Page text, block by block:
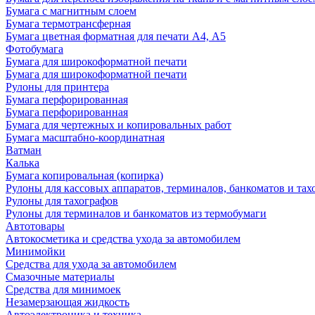
Бумага с магнитным слоем
Бумага термотрансферная
Бумага цветная форматная для печати А4, А5
Фотобумага
Бумага для широкоформатной печати
Бумага для широкоформатной печати
Рулоны для принтера
Бумага перфорированная
Бумага перфорированная
Бумага для чертежных и копировальных работ
Бумага масштабно-координатная
Ватман
Калька
Бумага копировальная (копирка)
Рулоны для кассовых аппаратов, терминалов, банкоматов и
Рулоны для тахографов
Рулоны для терминалов и банкоматов из термобумаги
Автотовары
Автокосметика и средства ухода за автомобилем
Минимойки
Средства для ухода за автомобилем
Смазочные материалы
Средства для минимоек
Незамерзающая жидкость